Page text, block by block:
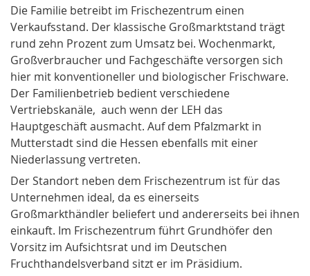
Die Familie betreibt im Frischezentrum einen
Verkaufsstand. Der klassische Großmarktstand trägt
rund zehn Prozent zum Umsatz bei. Wochenmarkt,
Großverbraucher und Fachgeschäfte versorgen sich
hier mit konventioneller und biologischer Frischware.
Der Familienbetrieb bedient verschiedene
Vertriebskanäle, auch wenn der LEH das
Hauptgeschäft ausmacht. Auf dem Pfalzmarkt in
Mutterstadt sind die Hessen ebenfalls mit einer
Niederlassung vertreten.
Der Standort neben dem Frischezentrum ist für das
Unternehmen ideal, da es einerseits
Großmarkthändler beliefert und andererseits bei ihnen
einkauft. Im Frischezentrum führt Grundhöfer den
Vorsitz im Aufsichtsrat und im Deutschen
Fruchthandelsverband sitzt er im Präsidium.